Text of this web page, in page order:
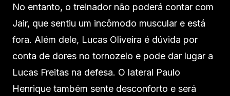
No entanto, o treinador não poderá contar com
Jair, que sentiu um incômodo muscular e está
fora. Além dele, Lucas Oliveira é dúvida por
conta de dores no tornozelo e pode dar lugar a
Lucas Freitas na defesa. O lateral Paulo
Henrique também sente desconforto e será